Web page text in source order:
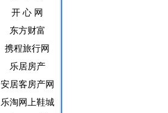
开 心 网
东方财富
携程旅行网
乐居房产
安居客房产网
乐淘网上鞋城